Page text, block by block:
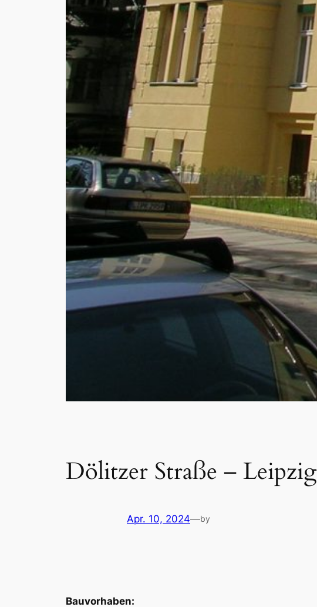
Dölitzer Straße – Leipzig
Apr. 10, 2024—by
Bauvorhaben: